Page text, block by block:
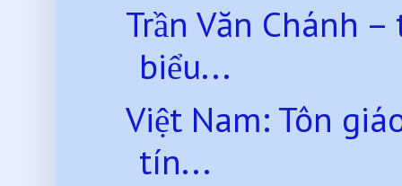
Trần Văn Chánh
biểu...
Việt Nam: Tôn
tín...